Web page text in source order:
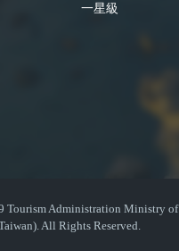
一星級
Administration Ministry of
All Rights Reserved.